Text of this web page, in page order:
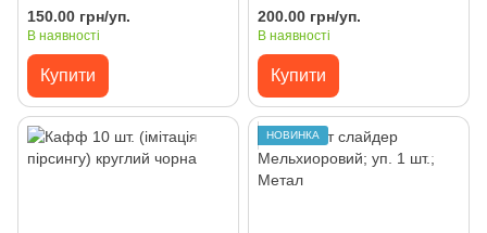
золотий
150.00 грн/уп.
В наявності
Купити
200.00 грн/уп.
В наявності
Купити
НОВИНКА